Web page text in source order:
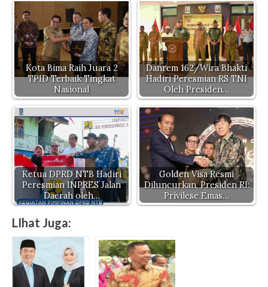
Kota Bima Raih Juara 2
TPID Terbaik Tingkat
Nasional
Danrem 162/Wira Bhakti
Hadiri Peresmian RS TNI
Oleh Presiden…
Ketua DPRD NTB Hadiri
Peresmian INPRES Jalan
Daerah oleh…
Golden Visa Resmi
Diluncurkan, Presiden RI:
Privilese Emas…
LIhat Juga: